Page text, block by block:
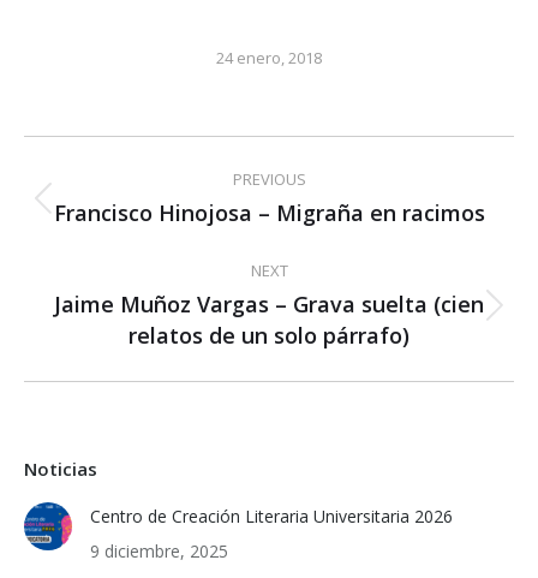
24 enero, 2018
navigation
PREVIOUS
Previous
Francisco Hinojosa – Migraña en racimos
NEXT
Next
post:
Jaime Muñoz Vargas – Grava suelta (cien
relatos de un solo párrafo)
Noticias
Centro de Creación Literaria Universitaria 2026
9 diciembre, 2025